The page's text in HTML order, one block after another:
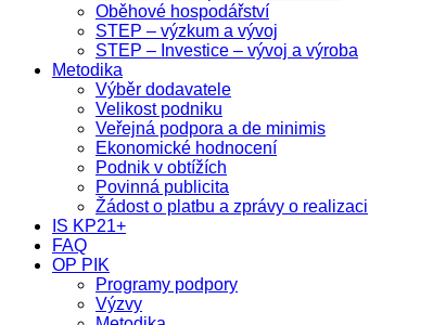
Oběhové hospodářství
STEP – výzkum a vývoj
STEP – Investice – vývoj a výroba
Metodika
Výběr dodavatele
Velikost podniku
Veřejná podpora a de minimis
Ekonomické hodnocení
Podnik v obtížích
Povinná publicita
Žádost o platbu a zprávy o realizaci
IS KP21+
FAQ
OP PIK
Programy podpory
Výzvy